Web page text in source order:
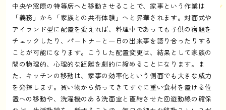
中央や窓際の特等席へと移動させることで、家事という作業は
「義務」から「家族との共有体験」へと昇華されます。対面式や
アイランド型に配置を変えれば、料理中であっても子供の宿題を
チェックしたり、パートナーと一日の出来事を語り合ったりする
ことが可能になります。こうした配置変更は、結果として家族の
間の物理的、心理的な距離を劇的に縮めることになります。ま
た、キッチンの移動は、家事の効率化という側面でも大きな威力
を発揮します。買い物から帰ってきてすぐに重い食材を置ける位
置への移動や、洗濯機のある洗面室と直結させた回遊動線の確保